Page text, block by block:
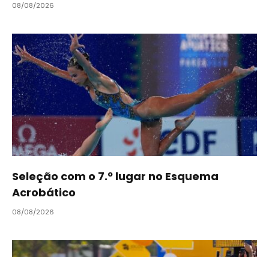
08/08/2026
Seleção com o 7.º lugar no Esquema
Acrobático
08/08/2026